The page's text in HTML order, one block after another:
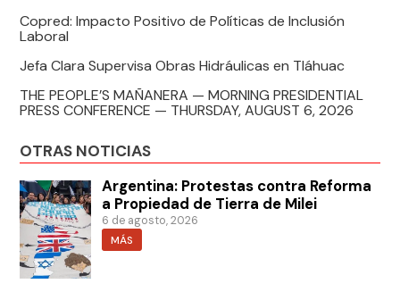
Copred: Impacto Positivo de Políticas de Inclusión
Laboral
Jefa Clara Supervisa Obras Hidráulicas en Tláhuac
THE PEOPLE’S MAÑANERA — MORNING PRESIDENTIAL
PRESS CONFERENCE — THURSDAY, AUGUST 6, 2026
OTRAS NOTICIAS
Argentina: Protestas contra Reforma
a Propiedad de Tierra de Milei
6 de agosto, 2026
MÁS